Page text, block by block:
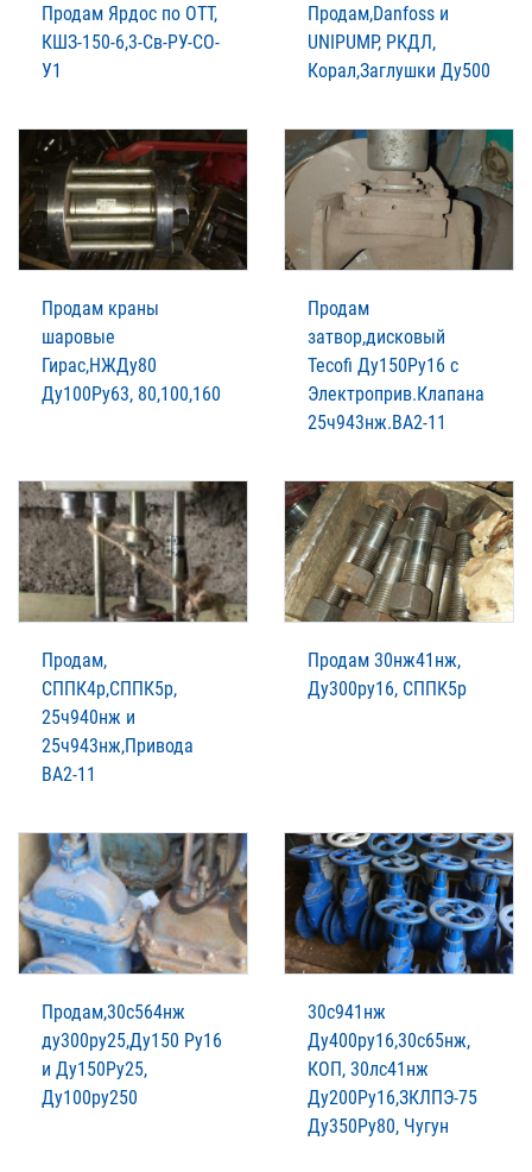
Продам Ярдос по ОТТ,
КШЗ-150-6,3-Св-РУ-СО-
У1
Продам,Danfoss и
UNIPUMP, РКДЛ,
Корал,Заглушки Ду500
Продам краны
шаровые
Гирас,НЖДу80
Ду100Ру63, 80,100,160
Продам
затвор,дисковый
Tecofi Ду150Ру16 с
Электроприв.Клапана
25ч943нж.ВА2-11
Продам,
СППК4р,СППК5р,
25ч940нж и
25ч943нж,Привода
ВА2-11
Продам 30нж41нж,
Ду300ру16, СППК5р
Продам,30с564нж
ду300ру25,Ду150 Ру16
и Ду150Ру25,
Ду100ру250
30с941нж
Ду400ру16,30с65нж,
КОП, 30лс41нж
Ду200Ру16,ЗКЛПЭ-75
Ду350Ру80, Чугун